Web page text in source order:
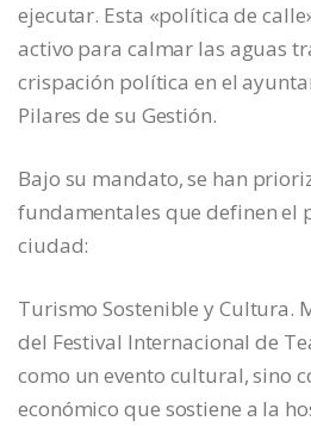
ejecutar. Esta «política de
activo para calmar las aguas
crispación política en el
Pilares de su Gestión.
Bajo su mandato, se han
fundamentales que definen el
ciudad:
Turismo Sostenible y Cultura.
del Festival Internacional de
como un evento cultural, sino
económico que sostiene a la